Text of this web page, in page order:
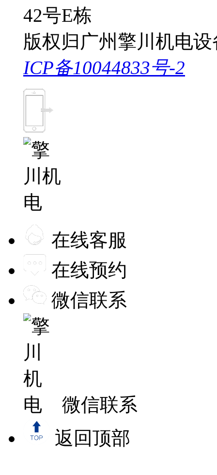
42号E栋
版权归广州擎川机电
ICP备10044833号-2
在线客服
在线预约
微信联系
微信联系
返回顶部